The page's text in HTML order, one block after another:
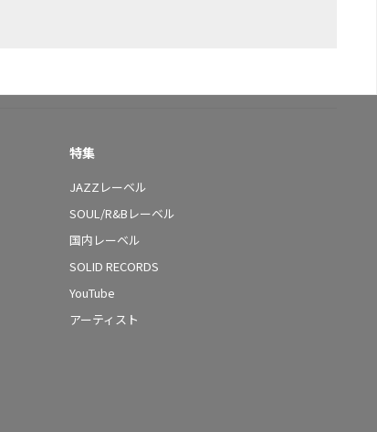
特集
JAZZレーベル
SOUL/R&Bレーベル
国内レーベル
SOLID RECORDS
YouTube
アーティスト